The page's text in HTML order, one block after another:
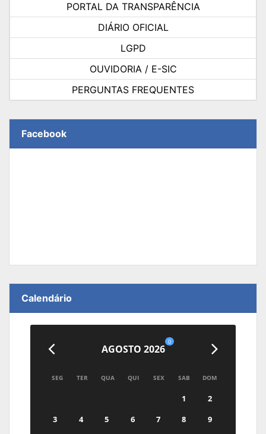
PORTAL DA TRANSPARÊNCIA
DIÁRIO OFICIAL
LGPD
OUVIDORIA / E-SIC
PERGUNTAS FREQUENTES
Facebook
Calendário
AGOSTO 2026
0
SEG TER QUA QUI SEX SAB DOM
1
2
3
4 5 6 7 8
9